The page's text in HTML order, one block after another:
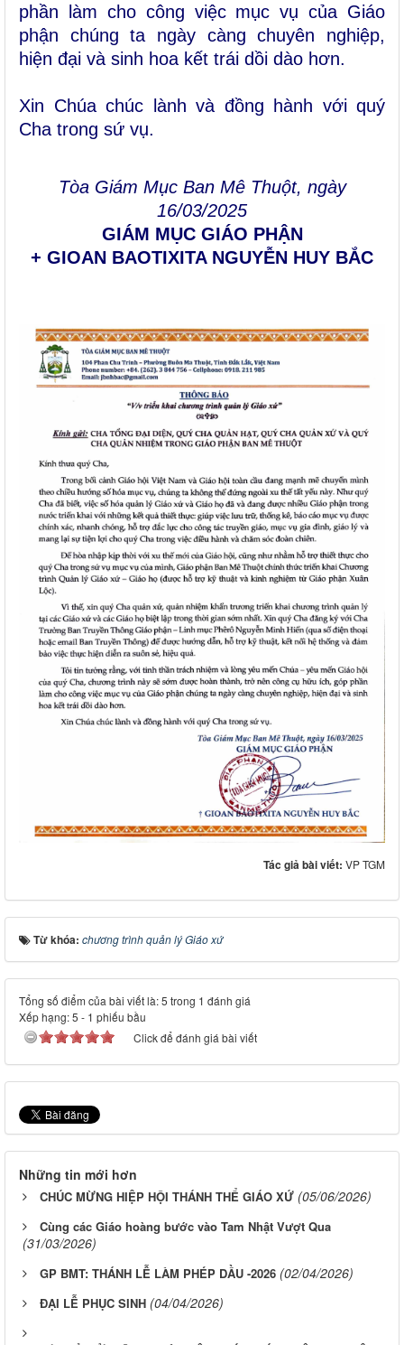
phần làm cho công việc mục vụ của Giáo
phận chúng ta ngày càng chuyên nghiệp,
hiện đại và sinh hoa kết trái dồi dào hơn.
Xin Chúa chúc lành và đồng hành với quý
Cha trong sứ vụ.
Tòa Giám Mục Ban Mê Thuột, ngày
16/03/2025
GIÁM MỤC GIÁO PHẬN
+ GIOAN BAOTIXITA NGUYỄN HUY BẮC
Tác giả bài viết: VP TGM
Từ khóa: chương trình quản lý Giáo xứ
Tổng số điểm của bài viết là: 5 trong 1 đánh giá
Xếp hạng:5 - 1 phiếu bầu
Click để đánh giá bài viết
Những tin mới hơn
CHÚC MỪNG HIỆP HỘI THÁNH THỂ GIÁO XỨ (05/06/2026)
Cùng các Giáo hoàng bước vào Tam Nhật Vượt Qua
(31/03/2026)
GP BMT: THÁNH LỄ LÀM PHÉP DẦU -2026 (02/04/2026)
ĐẠI LỄ PHỤC SINH (04/04/2026)